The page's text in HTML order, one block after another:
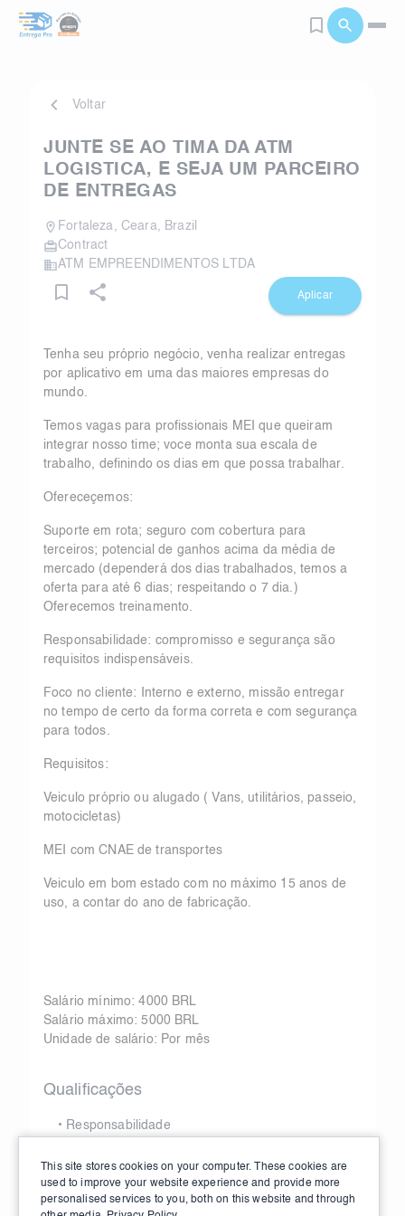
Voltar
JUNTE SE AO TIMA DA ATM
LOGISTICA, E SEJA UM PARCEIRO
DE ENTREGAS
Fortaleza, Ceara, Brazil
Contract
ATM EMPREENDIMENTOS LTDA
Aplicar
Tenha seu próprio negócio, venha realizar entregas
por aplicativo em uma das maiores empresas do
mundo.
Temos vagas para profissionais MEI que queiram
integrar nosso time; voce monta sua escala de
trabalho, definindo os dias em que possa trabalhar.
Ofereceçemos:
Suporte em rota; seguro com cobertura para
terceiros; potencial de ganhos acima da média de
mercado (dependerá dos dias trabalhados, temos a
oferta para até 6 dias; respeitando o 7 dia.)
Oferecemos treinamento.
Responsabilidade: compromisso e segurança são
requisitos indispensáveis.
Foco no cliente: Interno e externo, missão entregar
no tempo de certo da forma correta e com segurança
para todos.
Requisitos:
Veiculo próprio ou alugado ( Vans, utilitários, passeio,
motocicletas)
MEI com CNAE de transportes
Veiculo em bom estado com no máximo 15 anos de
uso, a contar do ano de fabricação.
Salário mínimo: 4000 BRL
Salário máximo: 5000 BRL
Unidade de salário: Por mês
Qualificações
• Responsabilidade
This site stores cookies on your computer. These cookies are
used to improve your website experience and provide more
personalised services to you, both on this website and through